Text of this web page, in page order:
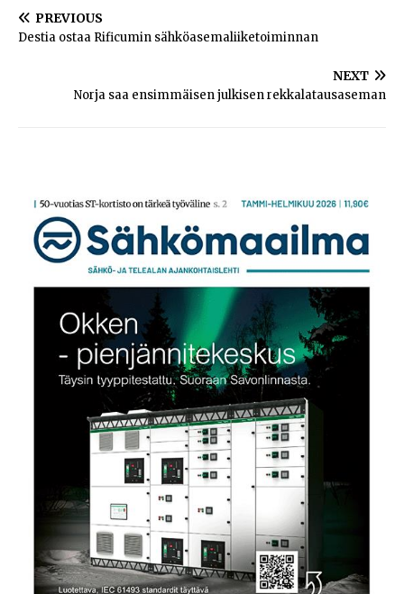
PREVIOUS
Destia ostaa Rificumin sähköasemaliiketoiminnan
NEXT
Norja saa ensimmäisen julkisen rekkalatausaseman